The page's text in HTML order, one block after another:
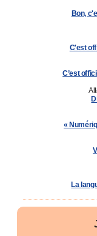
Bon,
C'est
C’est
«
La